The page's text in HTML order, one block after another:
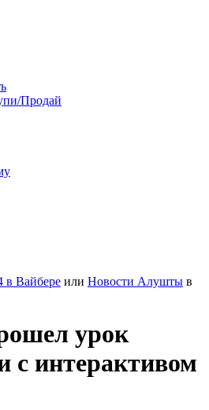
Продай
в Вайбере или Новости Алушты в
урок
с интерактивом